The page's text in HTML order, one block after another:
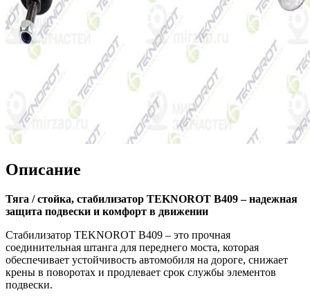
Описание
Тяга / стойка, стабилизатор TEKNOROT B409 – надежная
защита подвески и комфорт в движении
Стабилизатор TEKNOROT B409 – это прочная
соединительная штанга для переднего моста, которая
обеспечивает устойчивость автомобиля на дороге, снижает
крены в поворотах и продлевает срок службы элементов
подвески.